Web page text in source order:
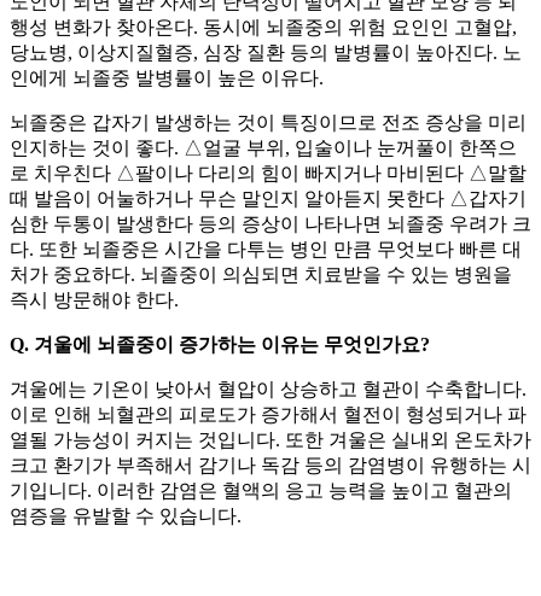
행성 변화가 찾아온다. 동시에 뇌졸중의 위험 요인인 고혈압,
당뇨병, 이상지질혈증, 심장 질환 등의 발병률이 높아진다. 노
인에게 뇌졸중 발병률이 높은 이유다.
뇌졸중은 갑자기 발생하는 것이 특징이므로 전조 증상을 미리
인지하는 것이 좋다. △얼굴 부위, 입술이나 눈꺼풀이 한쪽으
로 치우친다 △팔이나 다리의 힘이 빠지거나 마비된다 △말할
때 발음이 어눌하거나 무슨 말인지 알아듣지 못한다 △갑자기
심한 두통이 발생한다 등의 증상이 나타나면 뇌졸중 우려가 크
다. 또한 뇌졸중은 시간을 다투는 병인 만큼 무엇보다 빠른 대
처가 중요하다. 뇌졸중이 의심되면 치료받을 수 있는 병원을
즉시 방문해야 한다.
Q. 겨울에 뇌졸중이 증가하는 이유는 무엇인가요?
겨울에는 기온이 낮아서 혈압이 상승하고 혈관이 수축합니다.
이로 인해 뇌혈관의 피로도가 증가해서 혈전이 형성되거나 파
열될 가능성이 커지는 것입니다. 또한 겨울은 실내외 온도차가
크고 환기가 부족해서 감기나 독감 등의 감염병이 유행하는 시
기입니다. 이러한 감염은 혈액의 응고 능력을 높이고 혈관의
염증을 유발할 수 있습니다.